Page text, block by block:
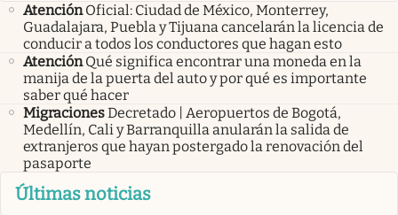
Atención Oficial: Ciudad de México, Monterrey,
Guadalajara, Puebla y Tijuana cancelarán la licencia de
conducir a todos los conductores que hagan esto
Atención Qué significa encontrar una moneda en la
manija de la puerta del auto y por qué es importante
saber qué hacer
MigracionesDecretado | Aeropuertos de Bogotá,
Medellín, Cali y Barranquilla anularán la salida de
extranjeros que hayan postergado la renovación del
pasaporte
Últimas noticias